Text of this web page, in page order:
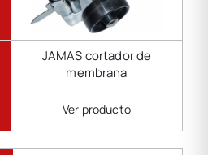
JAMAS cortador de
membrana
Ver producto